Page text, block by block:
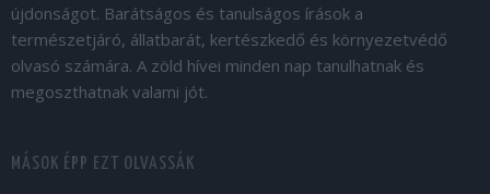
újdonságot. Barátságos és tanulságos írások a
természetjáró, állatbarát, kertészkedő és környezetvédő
olvasó számára. A zöld hívei minden nap tanulhatnak és
megoszthatnak valami jót.
MÁSOK ÉPP EZT OLVASSÁK